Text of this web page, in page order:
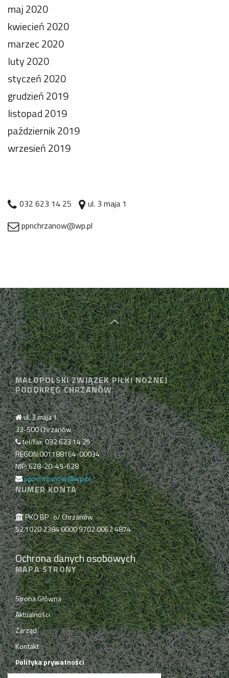
maj 2020
kwiecień 2020
marzec 2020
luty 2020
styczeń 2020
grudzień 2019
listopad 2019
październik 2019
wrzesień 2019
032 623 14 25
ul. 3 maja 1
ppnchrzanow@wp.pl
MAŁOPOLSKI ZWIĄZEK PIŁKI NOŻNEJ
PODOKRĘG CHRZANÓW
ul. 3 maja 1
32-500 Chrzanów
tel/fax: 032 623 14 25
REGON:001188164-00034
NIP: 628-20-49-628
ppnchrzanow@wp.pl
NUMER KONTA
PKO BP . o/ Chrzanów
52 1020 2384 0000 9702 0062 4874
Ochrona danych osobowych
MAPA STRONY
Strona Główna
Aktualności
Zarząd
Kontakt
Polityka prywatności